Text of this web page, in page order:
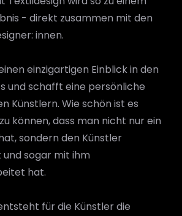
- direkt zusammen mit den
innen.
einzigartigen Einblick in den
und schafft eine persönliche
Künstlern. Wie schön ist es
können, dass man nicht nur ein
sondern den Künstler
sogar mit ihm
hat.
für die Künstler die